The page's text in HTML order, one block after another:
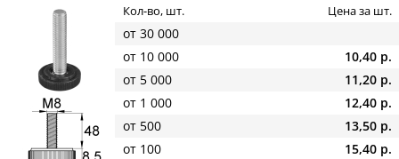
Кол-во, шт. Цена за шт.
от 30 000
от 10 000
10,40 р.
от 5 000
11,20 р.
от 1 000
12,40 р.
от 500
13,50 р.
от 100
15,40 р.